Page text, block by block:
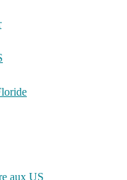
aux US